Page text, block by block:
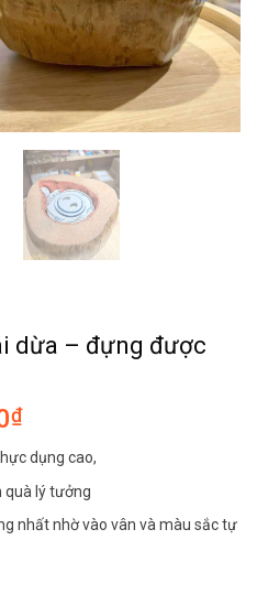
dừa – đựng được
₫Giá
hiện
tại
là:
150.000₫.
dụng cao,
quà lý tưởng
nhất nhờ vào vân và màu sắc tự